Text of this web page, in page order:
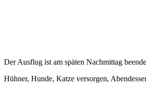
Der Ausflug ist am späten Nachmittag
Hühner, Hunde, Katze versorgen,